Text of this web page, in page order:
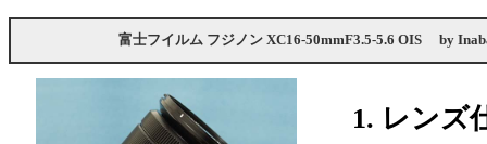
富士フイルム フジノン XC16-50mmF3.5-5.6 OISby
1. レンズ